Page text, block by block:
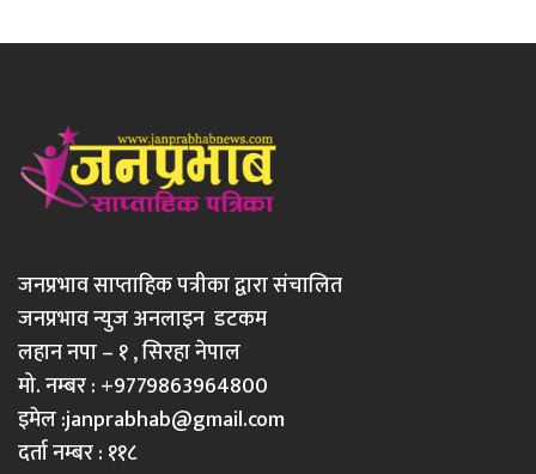
जनप्रभाव साप्ताहिक पत्रीका द्वारा संचालित
जनप्रभाव न्युज अनलाइन डटकम
लहान नपा – १ , सिरहा नेपाल
मो. नम्बर : +9779863964800
इमेल :janprabhab@gmail.com
दर्ता नम्बर : ११८